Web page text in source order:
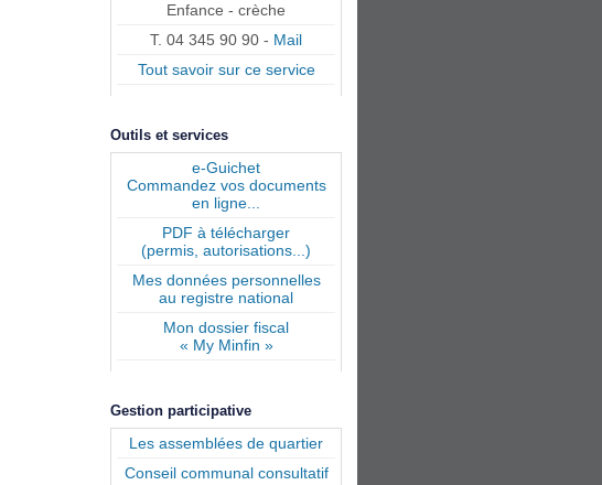
Enfance - crèche
T. 04 345 90 90 - Mail
Tout savoir sur ce service
Outils et services
e-Guichet
Commandez vos documents
en ligne...
PDF à télécharger
(permis, autorisations...)
Mes données personnelles
au registre national
Mon dossier fiscal
« My Minfin »
Gestion participative
Les assemblées de quartier
Conseil communal consultatif